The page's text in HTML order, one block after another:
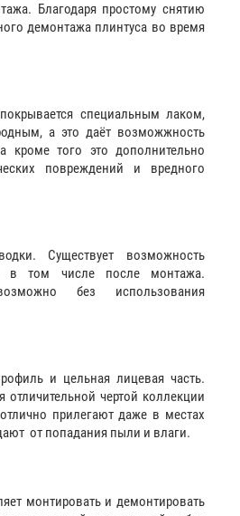
Благодаря простому снятию
демонтажа плинтуса во время
специальным лаком,
а это даёт возможжность
кроме того это дополнительно
повреждений и вредного
Существует возможность
в том числе после монтажа.
без использования
и цельная лицевая часть.
отличительной чертой коллекции
прилегают даже в местах
от попадания пыли и влаги.
монтировать и демонтировать